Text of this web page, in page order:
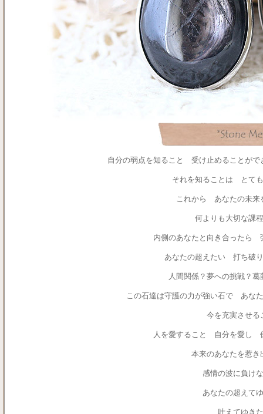
自分の弱点を知ること 受け止めることが
それを知ることは とて
これから あなたの未来
何よりも大切な課
内側のあなたと向き合ったら
あなたの超えたい 打ち破
人間関係？夢への挑戦？
この石達は守護の力が強い石で あな
今を充実させる
人を愛すること 自分を愛し
本来のあなたを惹き
感情の波に負け
あなたの超えて
叶えてゆき